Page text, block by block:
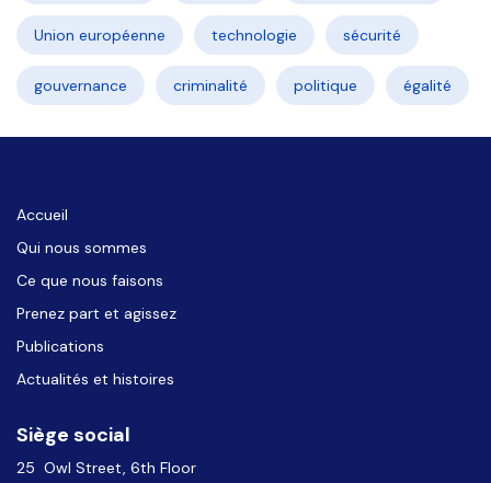
Union européenne technologie sécurité
gouvernance criminalité politique égalité
Accueil
Qui nous sommes
Ce que nous faisons
Prenez part et agissez
Publications
Actualités et histoires
Siège social
25 Owl Street, 6th Floor